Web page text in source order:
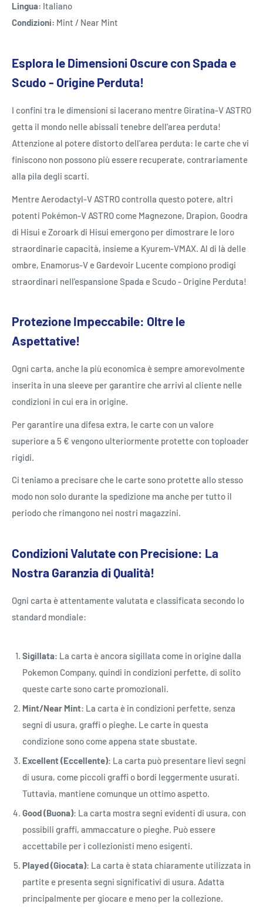
Lingua: Italiano
Condizioni: Mint / Near Mint
Esplora le Dimensioni Oscure con Spada e
Scudo - Origine Perduta!
I confini tra le dimensioni si lacerano mentre Giratina-V ASTRO
getta il mondo nelle abissali tenebre dell'area perduta!
Attenzione al potere distorto dell'area perduta: le carte che vi
finiscono non possono più essere recuperate, contrariamente
alla pila degli scarti.
Mentre Aerodactyl-V ASTRO controlla questo potere, altri
potenti Pokémon-V ASTRO come Magnezone, Drapion, Goodra
di Hisui e Zoroark di Hisui emergono per dimostrare le loro
straordinarie capacità, insieme a Kyurem-VMAX. Al di là delle
ombre, Enamorus-V e Gardevoir Lucente compiono prodigi
straordinari nell'espansione Spada e Scudo - Origine Perduta!
Protezione Impeccabile: Oltre le
Aspettative!
Ogni carta, anche la più economica è sempre amorevolmente
inserita in una sleeve per garantire che arrivi al cliente nelle
condizioni in cui era in origine.
Per garantire una difesa extra, le carte con un valore
superiore a 5 € vengono ulteriormente protette con toploader
rigidi.
Ci teniamo a precisare che le carte sono protette allo stesso
modo non solo durante la spedizione ma anche per tutto il
periodo che rimangono nei nostri magazzini.
Condizioni Valutate con Precisione: La
Nostra Garanzia di Qualità!
Ogni carta è attentamente valutata e classificata secondo lo
standard mondiale:
Sigillata: La carta è ancora sigillata come in origine dalla
Pokemon Company, quindi in condizioni perfette, di solito
queste carte sono carte promozionali.
Mint/Near Mint: La carta è in condizioni perfette, senza
segni di usura, graffi o pieghe. Le carte in questa
condizione sono come appena state sbustate.
Excellent (Eccellente): La carta può presentare lievi segni
di usura, come piccoli graffi o bordi leggermente usurati.
Tuttavia, mantiene comunque un ottimo aspetto.
Good (Buona): La carta mostra segni evidenti di usura, con
possibili graffi, ammaccature o pieghe. Può essere
accettabile per i collezionisti meno esigenti.
Played (Giocata): La carta è stata chiaramente utilizzata in
partite e presenta segni significativi di usura. Adatta
principalmente per giocare e meno per la collezione.